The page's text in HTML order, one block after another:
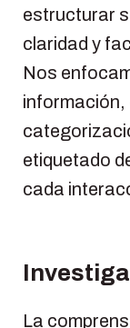
estructurar
claridad y
Nos
información,
etiquetado
cada
La